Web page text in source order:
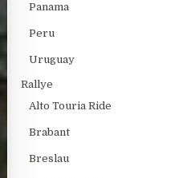
Panama
Peru
Uruguay
Rallye
Alto Touria Ride
Brabant
Breslau